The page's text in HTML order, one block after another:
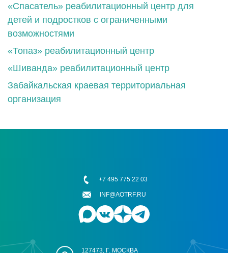
«Спасатель» реабилитационный центр для
детей и подростков с ограниченными
возможностями
«Топаз» реабилитационный центр
«Шиванда» реабилитационный центр
Забайкальская краевая территориальная
организация
127473, Г. МОСКВА
+7 495 775 22 03
INF@AOTRF.RU